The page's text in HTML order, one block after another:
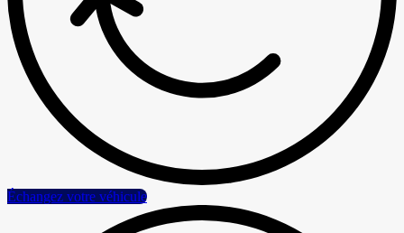
Échangez votre véhicule